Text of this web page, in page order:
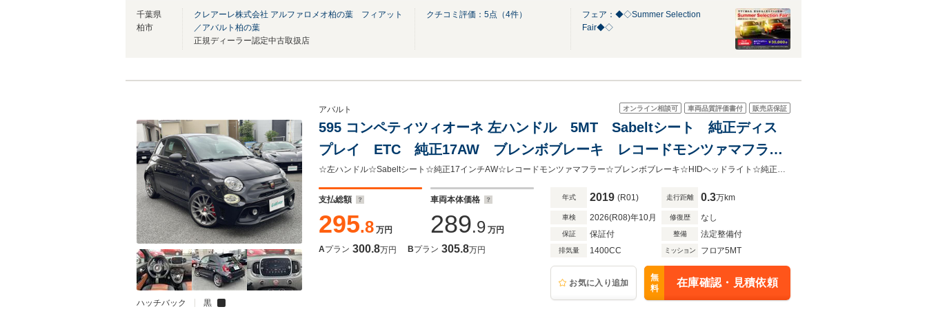
千葉県
柏市
クレアーレ株式会社 アルファロメオ柏の葉 フィアット
／アバルト柏の葉
正規ディーラー認定中古取扱店
クチコミ評価： 5点（4件）
フェア：◆◇Summer Selection
Fair◆◇
ハッチバック 黒
オンライン相談可 車両品質評価書付 販売店保証
アバルト
595 コンペティツィオーネ 左ハンドル 5MT Sabeltシート 純正ディス
プレイ ETC 純正17AW ブレンボブレーキ レコードモンツァマフラ
ー HIDライト 前後ドラレコ AppleCarPlay AndroidAuto
☆左ハンドル☆Sabeltシート☆純正17インチAW☆レコードモンツァマフラー☆ブレンボブレーキ☆HIDヘッドライト☆純正ディスプレイオーディオ☆AppleCarPlay/AndroidAuto/USB/BT☆ETC☆
支払総額
295.8 万円
車両本体価格
289.9 万円
Aプラン 300.8万円 Bプラン 305.8万円
年式 2019 (R01) 走行距離 0.3万km
車検 2026(R08)年10月 修復歴 なし
保証 保証付 整備 法定整備付
排気量 1400CC ミッション フロア5MT
お気に入り追加
無
料
在庫確認・見積依頼